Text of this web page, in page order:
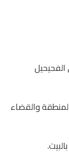
صحي الفحيحيل
والقضاء